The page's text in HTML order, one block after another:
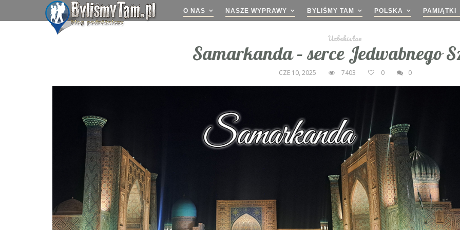
O NAS NASZE WYPRAWY BYLIŚMY TAM POLSKA PAMIĄTKI
Uzbekistan
Samarkanda – serce Jedwabnego
CZE 10, 2025 7403 0 0